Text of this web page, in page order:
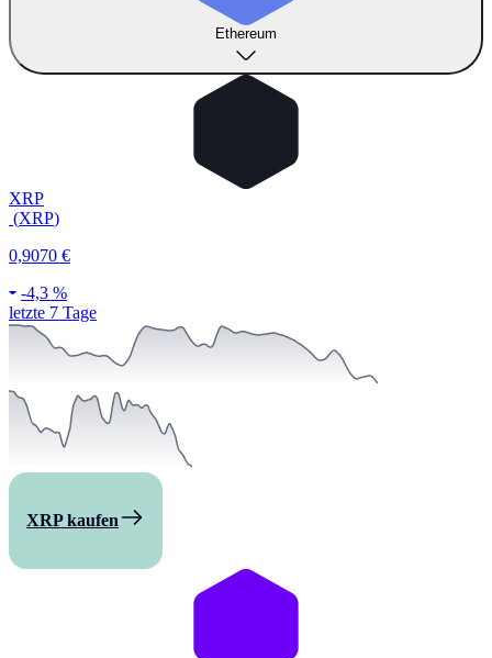
Ethereum
XRP
(XRP)
0,9070 €
-4,3 %
letzte 7 Tage
XRP kaufen